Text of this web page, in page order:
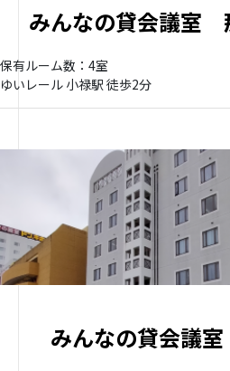
みんなの貸会議室
保有ルーム数：4室
ゆいレール 小禄駅 徒歩2分
みんなの貸会議